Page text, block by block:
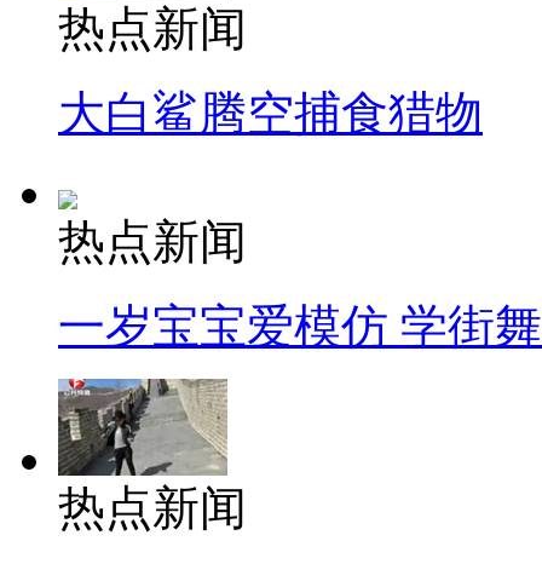
热点新闻
大白鲨腾空捕食猎物
热点新闻
一岁宝宝爱模仿 学街
热点新闻